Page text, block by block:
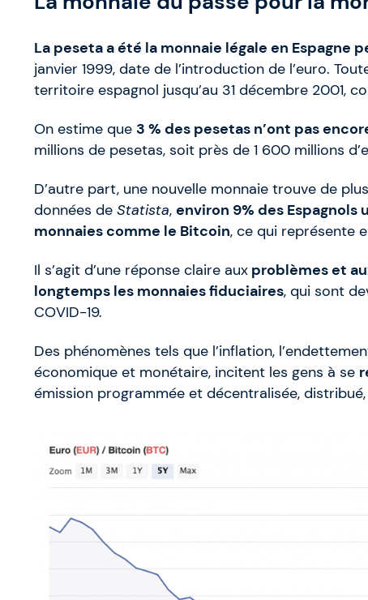
La peseta a été la monnaie légale en Espagne
janvier 1999, date de l’introduction de l’euro.
territoire espagnol jusqu’au 31 décembre 2001,
On estime que 3 % des pesetas n’ont pas
millions de pesetas, soit près de 1 600 millions
D’autre part, une nouvelle monnaie trouve de
données de Statista, environ 9% des
monnaies comme le Bitcoin, ce qui représente
Il s’agit d’une réponse claire aux problèmes et
longtemps les monnaies fiduciaires, qui sont
COVID-19.
Des phénomènes tels que l’inflation,
économique et monétaire, incitent les gens à se
émission programmée et décentralisée,